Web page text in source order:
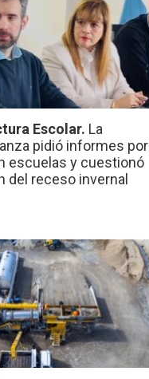
Escolar. La
pidió informes por
escuelas y cuestionó
del receso invernal